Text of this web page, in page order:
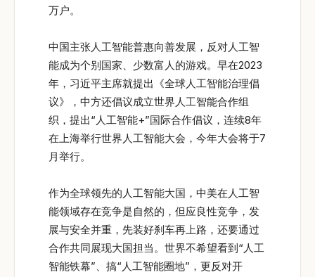
万户。
中国主张人工智能普惠向善发展，反对人工智
能成为个别国家、少数富人的游戏。早在2023
年，习近平主席就提出《全球人工智能治理倡
议》，中方还倡议成立世界人工智能合作组
织，提出“人工智能+”国际合作倡议，连续8年
在上海举行世界人工智能大会，今年大会将于7
月举行。
作为全球领先的人工智能大国，中美在人工智
能领域存在竞争是自然的，但应良性竞争，发
展与安全并重，先装好刹车再上路，还要通过
合作共同展现大国担当。世界不希望看到“人工
智能铁幕”、搞“人工智能圈地”，更反对开